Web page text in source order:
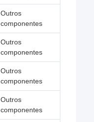
Outros
componentes
Outros
componentes
Outros
componentes
Outros
componentes